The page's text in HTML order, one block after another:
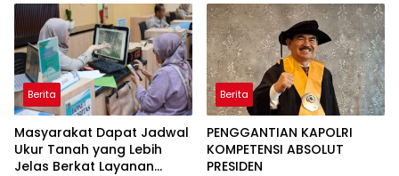
Kawah Candradimuka
Intelektual
Perkuat Pembangunan
Satuan
Berita
Masyarakat Dapat Jadwal
Ukur Tanah yang Lebih
Jelas Berkat Layanan
Berita
PENGGANTIAN KAPOLRI
KOMPETENSI ABSOLUT
PRESIDEN